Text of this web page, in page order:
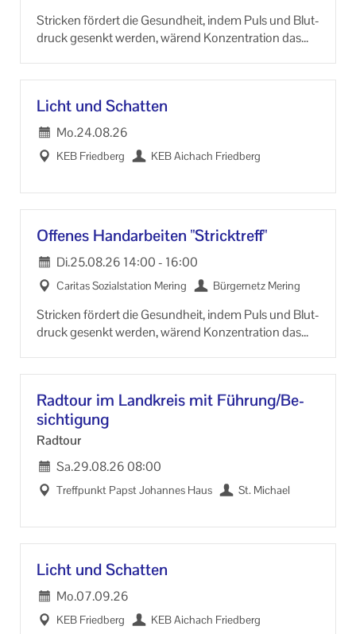
Stri­cken för­dert die Ge­sund­heit, indem Puls und Blut­
druck ge­senkt wer­den, wä­rend Kon­zen­tra­ti­on das
Licht und Schat­ten
Mo.24.08.26
KEB Fried­berg KEB Aichach Fried­berg
Of­fe­nes Hand­ar­bei­ten "Strick­treff"
Di.25.08.26 14:00- 16:00
Ca­ri­tas So­zi­al­sta­ti­on Me­ring Bür­ger­netz Me­ring
Stri­cken för­dert die Ge­sund­heit, indem Puls und Blut­
druck ge­senkt wer­den, wä­rend Kon­zen­tra­ti­on das
Rad­tour im Land­kreis mit Füh­rung/Be­
sich­ti­gung
Rad­tour
Sa.29.08.2608:00
Treff­punkt Papst Jo­han­nes Haus St. Mi­cha­el
Licht und Schat­ten
Mo.07.09.26
KEB Fried­berg KEB Aichach Fried­berg